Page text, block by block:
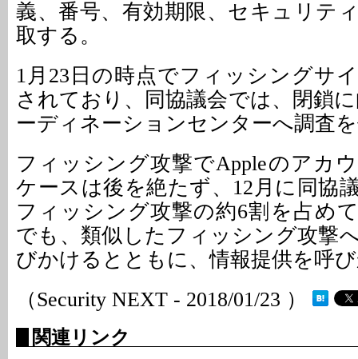
義、番号、有効期限、セキュリテ
取する。
1月23日の時点でフィッシングサ
されており、同協議会では、閉鎖に
ーディネーションセンターへ調査
フィッシング攻撃でAppleのアカ
ケースは後を絶たず、12月に同協
フィッシング攻撃の約6割を占め
でも、類似したフィッシング攻撃
びかけるとともに、情報提供を呼
（Security NEXT - 2018/01/23 ）
関連リンク